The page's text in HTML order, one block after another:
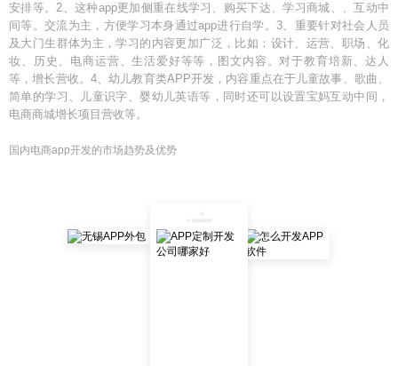
安排等。2、这种app更加侧重在线学习、购买下达、学习商城、、互动中
间等。交流为主，方便学习本身通过app进行自学。3、重要针对社会人员
及大门生群体为主，学习的内容更加广泛，比如：设计、运营、职场、化
妆、历史、电商运营、生活爱好等等，图文内容。对于教育培新、达人
等，增长营收。4、幼儿教育类APP开发，内容重点在于儿童故事、歌曲、
简单的学习、儿童识字、婴幼儿英语等，同时还可以设置宝妈互动中间，
电商商城增长项目营收等。
国内电商app开发的市场趋势及优势